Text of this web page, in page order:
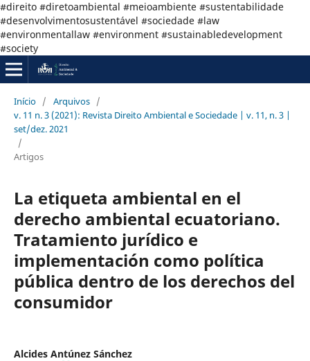
#direito #diretoambiental #meioambiente #sustentabilidade
#desenvolvimentosustentável #sociedade #law
#environmentallaw #environment #sustainabledevelopment
#society
Início / Arquivos /
v. 11 n. 3 (2021): Revista Direito Ambiental e Sociedade | v. 11, n. 3 |
set/dez. 2021
/
Artigos
La etiqueta ambiental en el
derecho ambiental ecuatoriano.
Tratamiento jurídico e
implementación como política
pública dentro de los derechos del
consumidor
Alcides Antúnez Sánchez